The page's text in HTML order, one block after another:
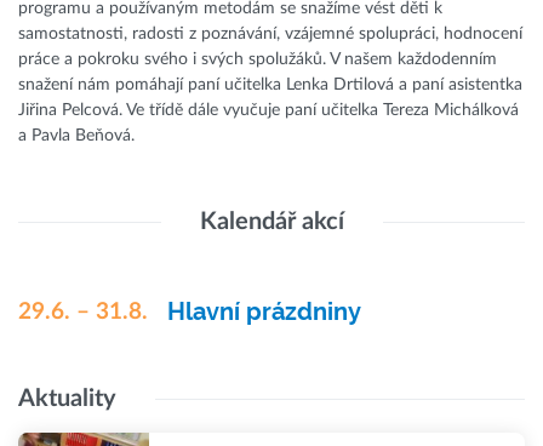
programu a používaným metodám se snažíme vést děti k
samostatnosti, radosti z poznávání, vzájemné spolupráci, hodnocení
práce a pokroku svého i svých spolužáků. V našem každodenním
snažení nám pomáhají paní učitelka Lenka Drtilová a paní asistentka
Jiřina Pelcová. Ve třídě dále vyučuje paní učitelka Tereza Michálková
a Pavla Beňová.
Kalendář akcí
29.6. – 31.8. Hlavní prázdniny
Aktuality